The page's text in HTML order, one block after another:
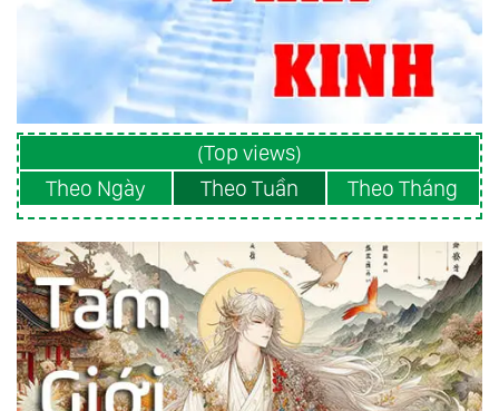
(Top views)
Theo Ngày
Theo Tuần Theo Tháng